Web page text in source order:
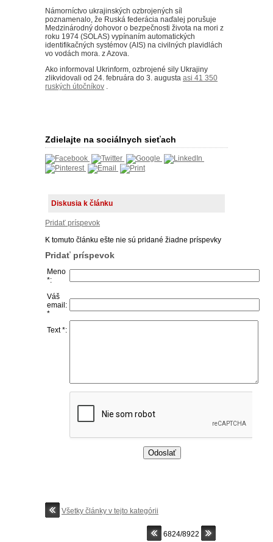
Námorníctvo ukrajinských ozbrojených síl
poznamenalo, že Ruská federácia naďalej porušuje
Medzinárodný dohovor o bezpečnosti života na mori z
roku 1974 (SOLAS) vypínaním automatických
identifikačných systémov (AIS) na civilných plavidlách
vo vodách mora. z Azova.
Ako informoval Ukrinform, ozbrojené sily Ukrajiny
zlikvidovali od 24. februára do 3. augusta asi 41 350
ruských útočníkov
Zdielajte na sociálnych sieťach
Diskusia k článku
Pridať príspevok
K tomuto článku ešte nie sú pridané žiadne príspevky
Pridať príspevok
Meno
*:
Váš
email:
*
Text *:
Všetky články v tejto kategórii
6824/8922